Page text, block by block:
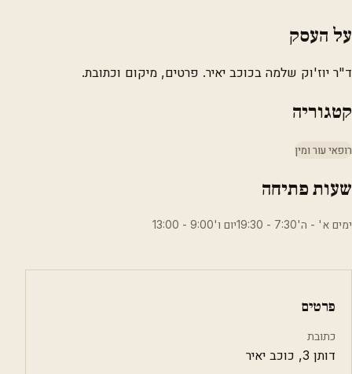
על העסק
ד"ר יוז'וק שלמה בכוכב יאיר. פרטים, מיקום וכתובת.
קטגוריה
רופאי עור ומין
שעות פתיחה
ימים א' - ה'7:30 - 19:30יום ו'9:00 - 13:00
פרטים
כתובת
דותן 3, כוכב יאיר